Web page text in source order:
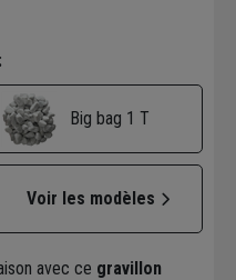
Big bag 1 T
Voir les modèles
avec ce gravillon